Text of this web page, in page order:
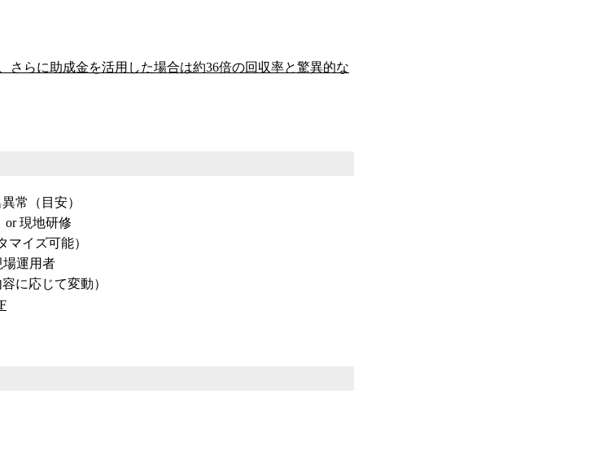
さらに助成金を活用した場合は約36倍の回収率と驚異的な
常（目安）
or 現地研修
マイズ可能）
運用者
に応じて変動）